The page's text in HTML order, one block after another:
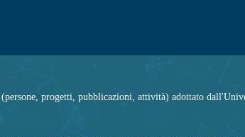
progetti, pubblicazioni, attività) adottato